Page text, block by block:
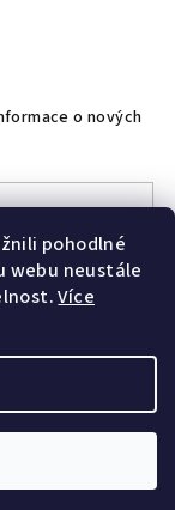
pohodlné
webu neustále
Více
o nových
osobních